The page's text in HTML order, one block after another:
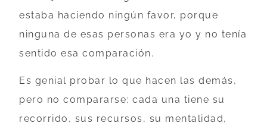
estaba haciendo ningún favor, porque
ninguna de esas personas era yo y no tenía
sentido esa comparación.
Es genial probar lo que hacen las demás,
pero no compararse: cada una tiene su
recorrido, sus recursos, su mentalidad,